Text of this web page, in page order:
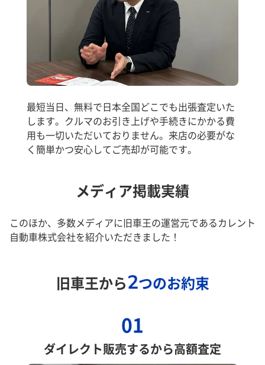
最短当日、無料で日本全国どこでも出張査定いた
します。クルマのお引き上げや手続きにかかる費
用も一切いただいておりません。来店の必要がな
く簡単かつ安心してご売却が可能です。
メディア掲載実績
このほか、多数メディアに旧車王の運営元であるカレント
自動車株式会社を紹介いただきました！
旧車王から2つのお約束
01
ダイレクト販売するから高額査定